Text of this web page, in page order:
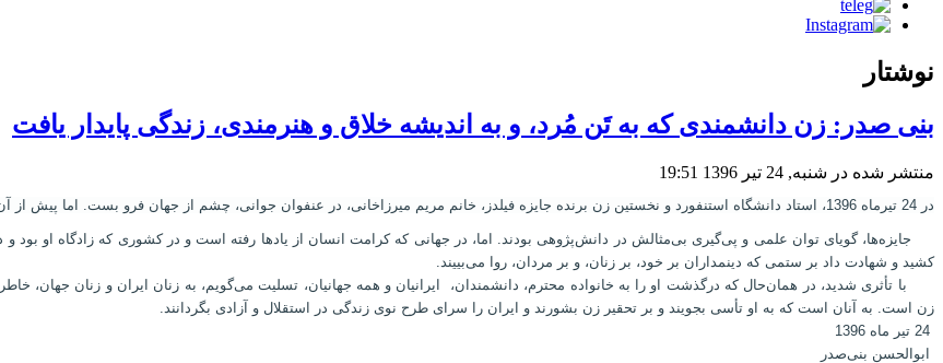
نوشتار
بنی صدر: زن دانشمندی که به تَن مُرد، و به اندیشه خلاق و هنرمندی، زندگی پایدار یافت
منتشر شده در شنبه, 24 تیر 1396 19:51
در 24 تیرماه 1396، استاد دانشگاه استنفورد و نخستین زن برنده جایزه فیلدز، خانم مریم میرزاخانی، در عنفوان جوانی، چشم از جهان فرو بست. اما پیش از آن، به یمن اندیشه خلاق و استعداد هنرمندسازش، زندگی پایدار را از آن خود کرده‌ بود.
جایزه‌ها، گویای توان علمی و پی‌گیری بی‌مثالش در دانش‌پژوهی بودند. اما، در جهانی که کرامت انسان از یادها رفته ‌است و در کشوری که زادگاه او
کشید و شهادت داد بر ستمی که دینمداران بر خود، بر زنان، و بر مردان، روا می‌بییند.
با تأثری شدید، در همان‌حال که درگذشت او را به خانواده محترم، دانشمندان، ایرانیان و همه جهانیان، تسلیت می‌گویم، به زنان ایران و زنان جهان،
زن است. به آنان است که به او تأسی بجویند و بر تحقیر زن بشورند و ایران را سرای طرح نوی زندگی در استقلال و آزادی بگردانند.
24 تیر ماه 1396
ابوالحسن بنی‌صدر